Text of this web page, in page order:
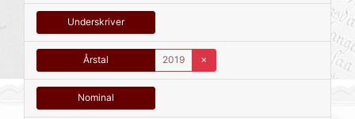
Underskriver
Årstal 2019 ✗
Nominal